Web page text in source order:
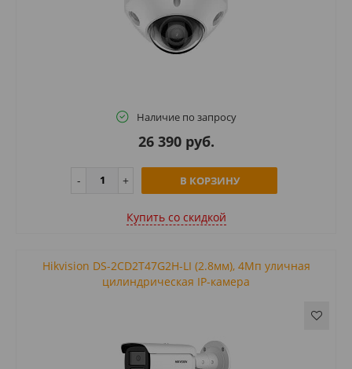
Наличие по запросу
26 390 руб.
В КОРЗИНУ
Купить cо скидкой
Hikvision DS-2CD2T47G2H-LI (2.8мм), 4Мп уличная
цилиндрическая IP-камера